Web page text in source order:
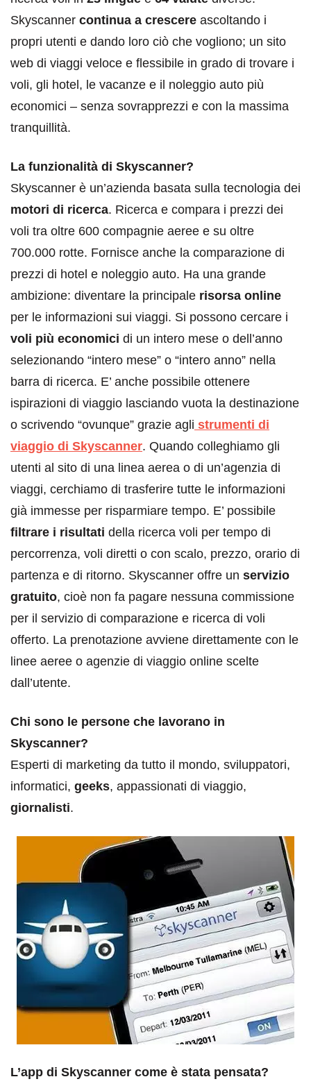
Skyscanner continua a crescere ascoltando i
propri utenti e dando loro ciò che vogliono; un sito
web di viaggi veloce e flessibile in grado di trovare i
voli, gli hotel, le vacanze e il noleggio auto più
economici – senza sovrapprezzi e con la massima
tranquillità.
La funzionalità di Skyscanner?
Skyscanner è un’azienda basata sulla tecnologia dei
motori di ricerca. Ricerca e compara i prezzi dei
voli tra oltre 600 compagnie aeree e su oltre
700.000 rotte. Fornisce anche la comparazione di
prezzi di hotel e noleggio auto. Ha una grande
ambizione: diventare la principale risorsa online
per le informazioni sui viaggi. Si possono cercare i
voli più economici di un intero mese o dell’anno
selezionando “intero mese” o “intero anno” nella
barra di ricerca. E’ anche possibile ottenere
ispirazioni di viaggio lasciando vuota la destinazione
o scrivendo “ovunque” grazie agli strumenti di
viaggio di Skyscanner. Quando colleghiamo gli
utenti al sito di una linea aerea o di un’agenzia di
viaggi, cerchiamo di trasferire tutte le informazioni
già immesse per risparmiare tempo. E’ possibile
filtrare i risultati della ricerca voli per tempo di
percorrenza, voli diretti o con scalo, prezzo, orario di
partenza e di ritorno. Skyscanner offre un servizio
gratuito, cioè non fa pagare nessuna commissione
per il servizio di comparazione e ricerca di voli
offerto. La prenotazione avviene direttamente con le
linee aeree o agenzie di viaggio online scelte
dall’utente.
Chi sono le persone che lavorano in
Skyscanner?
Esperti di marketing da tutto il mondo, sviluppatori,
informatici, geeks, appassionati di viaggio,
giornalisti.
L’app di Skyscanner come è stata pensata?